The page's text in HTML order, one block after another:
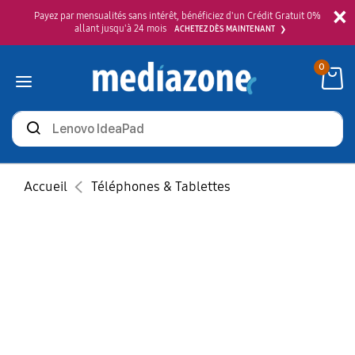
×
Payez par mensualités sans intérêt, bénéficiez d'un Crédit Gratuit 0%
allant jusqu'à 24 mois
ACHETEZ DÈS MAINTENANT
Rechercher
des
produits
0
Accueil Téléphones & Tablettes